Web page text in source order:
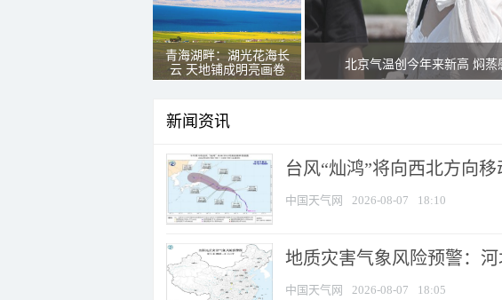
青海湖畔：湖光花海长
云 天地铺成明亮画卷
北京气温创今年来新高 焖蒸
新闻资讯
台风“灿鸿”将向西北方向
中国天气网 2026-08-07 18:10
地质灾害气象风险预警：
中国天气网 2026-08-07 18:05